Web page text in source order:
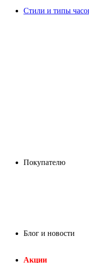
Стили и типы
Покупателю
Блог и новости
Акции